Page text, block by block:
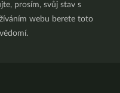
prosím, svůj stav s
webu berete toto